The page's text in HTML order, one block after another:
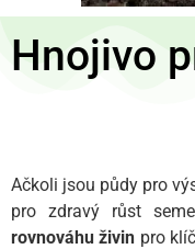
Hnojivo
Ačkoli jsou půdy pro
pro zdravý růst
rovnováhu živin pro